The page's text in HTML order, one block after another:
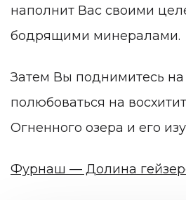
наполнит Вас своими
бодрящими минералами.
Затем Вы поднимитесь на
полюбоваться на
Огненного озера и его
Фурнаш — Долина